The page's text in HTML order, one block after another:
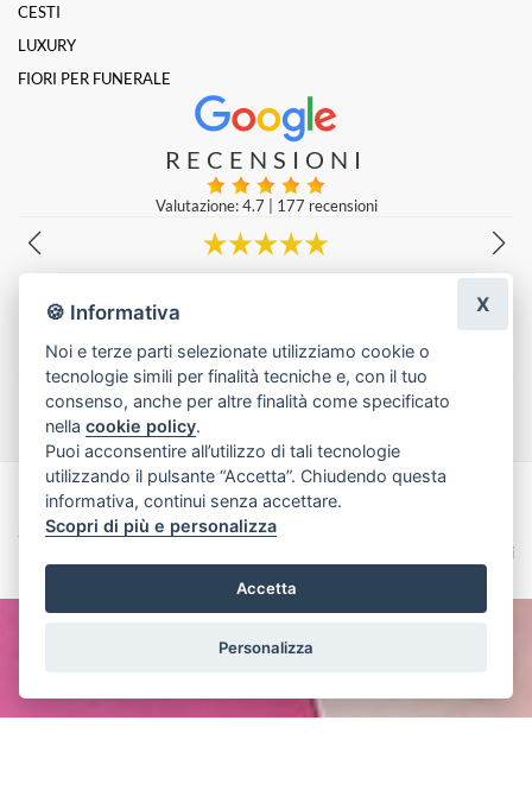
CESTI
LUXURY
FIORI PER FUNERALE
RECENSIONI
Valutazione: 4.7 177 recensioni
Lascia una recensione
Made with byInfoser.it- Realizzazione Siti ecommerce per Fioristi
2026
Termini e Condizioni
🍪 Informativa
Noi e terze parti selezionate utilizziamo cookie o
tecnologie simili per finalità tecniche e, con il tuo
consenso, anche per altre finalità come specificato
nellacookie policy.
Puoi acconsentire all’utilizzo di tali tecnologie
utilizzando il pulsante “Accetta”. Chiudendo questa
informativa, continui senza accettare.
Scopri di più e personalizza
Accetta
Personalizza
X